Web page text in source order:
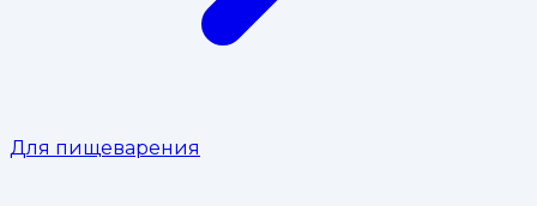
Для пищеварения